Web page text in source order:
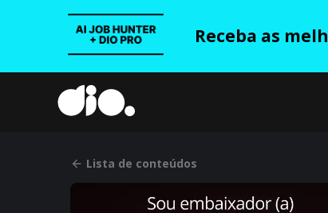
Receba as
Lista de conteúdos